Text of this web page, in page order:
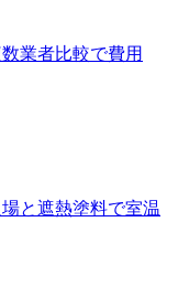
業者比較で費用
と遮熱塗料で室温